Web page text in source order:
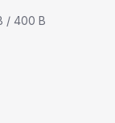
/ 400 В